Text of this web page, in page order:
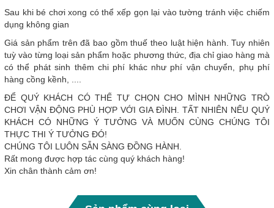
Sau khi bé chơi xong có thể xếp gọn lại vào tường tránh việc chiếm
dụng không gian
Giá sản phẩm trên đã bao gồm thuế theo luật hiện hành. Tuy nhiên
tuỳ vào từng loại sản phẩm hoặc phương thức, địa chỉ giao hàng mà
có thể phát sinh thêm chi phí khác như phí vận chuyển, phụ phí
hàng cồng kềnh, ....
ĐỂ QUÝ KHÁCH CÓ THẾ TỰ CHỌN CHO MÌNH NHỮNG TRÒ
CHƠI VẬN ĐỘNG PHÙ HỢP VỚI GIA ĐÌNH. TẤT NHIÊN NẾU QUÝ
KHÁCH CÓ NHỮNG Ý TƯỞNG VÀ MUỐN CÙNG CHÚNG TÔI
THỰC THI Ý TƯỞNG ĐÓ!
CHÚNG TÔI LUÔN SẴN SÀNG ĐỒNG HÀNH.
Rất mong được hợp tác cùng quý khách hàng!
Xin chân thành cảm ơn!